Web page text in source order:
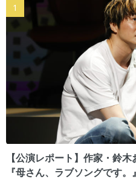
【公演レポート】作家・鈴
『母さん、ラブソングです。』